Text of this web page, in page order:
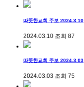
따뜻한교회 주보 2024.3.10
2024.03.10 조회 87
따뜻한교회 주보 2024.3.03
2024.03.03 조회 75